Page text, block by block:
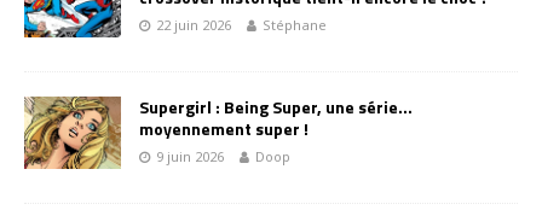
22 juin 2026 Stéphane
Supergirl : Being Super, une série…
moyennement super !
9 juin 2026 Doop